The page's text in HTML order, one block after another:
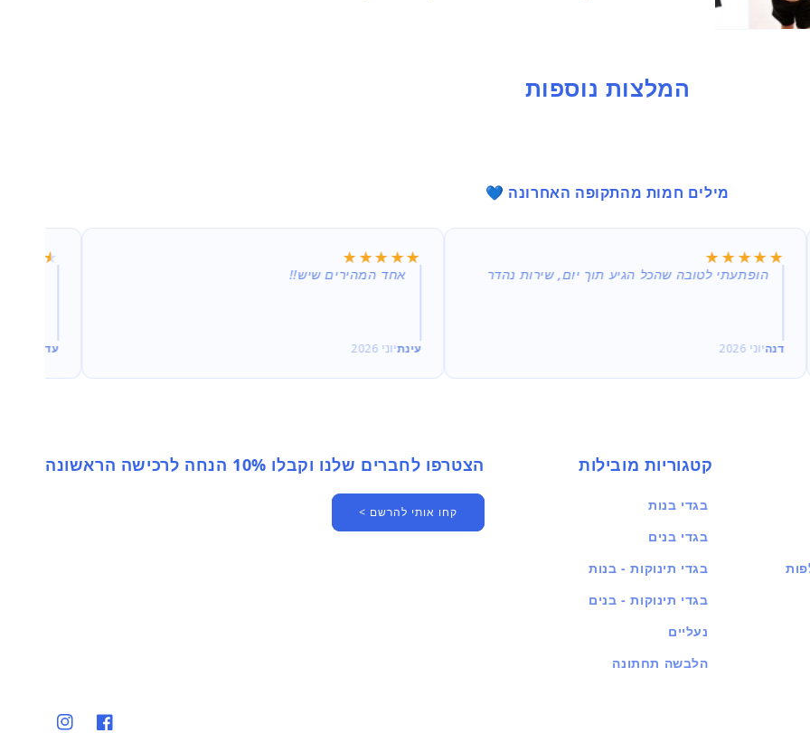
המלצות נוספות
מילים חמות מהתקופה האחרונה 💙
לטובה שהכל הגיע תוך יום, שירות נהדר
★★★★★
★★★★★
אחד המהירים שיש!!
★★★★★
★★★★★
קטגוריות מובילות
בגדי בנות
בגדי בנים
בגדי תינוקות - בנות
בגדי תינוקות - בנים
נעליים
הלבשה תחתונה
הצטרפו לחברים שלנו וקבלו 10% הנחה לרכישה הראשונה
קחו אותי להרשם >
פייסבוק אינסטגרם